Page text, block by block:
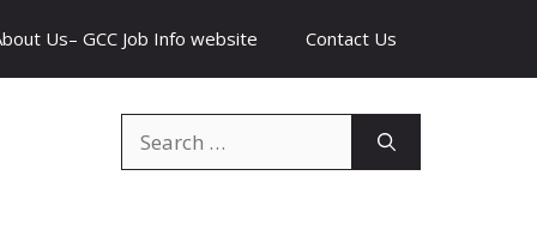
Us– GCC Job Info website Contact Us
for: